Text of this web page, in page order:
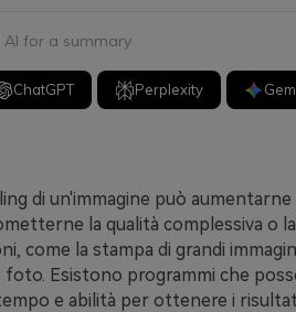
AI for a summary
ChatGPT Perplexity
di un'immagine può
la qualità complessiva o
come la stampa di grandi
foto. Esistono programmi che
e abilità per ottenere i